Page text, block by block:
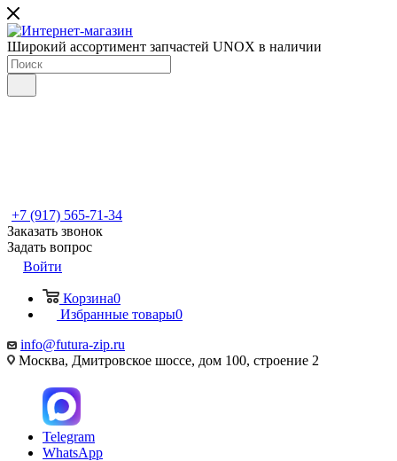
Широкий ассортимент запчастей UNOX в наличии
+7 (917) 565-71-34
Заказать звонок
Задать вопрос
Войти
Корзина0
Избранные товары0
info@futura-zip.ru
Москва, Дмитровское шоссе, дом 100, строение 2
Telegram
WhatsApp